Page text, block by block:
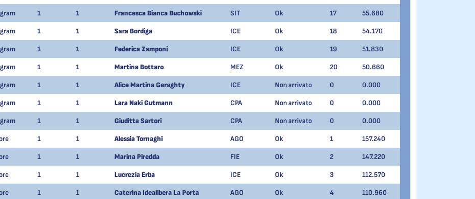
1 1 Francesca Bianca Buchowski SIT Ok 17 55.680
1 1 Sara Bordiga ICE Ok 18 54.170
1 1 Federica Zamponi ICE Ok 19 51.830
1 1 Martina Bottaro MEZ Ok 20 50.660
1 1 Alice Martina Geraghty ICE Non arrivato 0 0.000
1 1 Lara Naki Gutmann CPA Non arrivato 0 0.000
1 1 Giuditta Sartori CPA Non arrivato 0 0.000
1 1 Alessia Tornaghi AGO Ok 1 157.240
1 1 Marina Piredda FIE Ok 2 147.220
1 1 Lucrezia Erba ICE Ok 3 112.570
1 1 Caterina Idealibera La Porta AGO Ok 4 110.960